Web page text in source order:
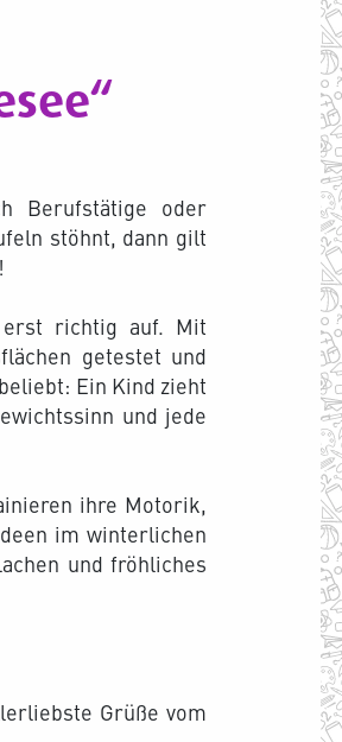
Berufstätige oder
stöhnt, dann gilt
erst richtig auf. Mit
getestet und
Ein Kind zieht
und jede
ihre Motorik,
im winterlichen
und fröhliches
Grüße vom